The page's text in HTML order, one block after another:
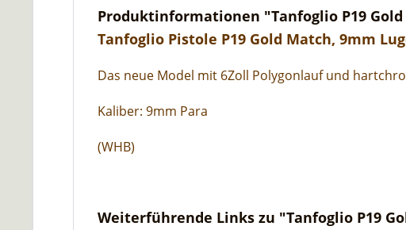
Produktinformationen "Tanfoglio P19
Tanfoglio Pistole P19 Gold Match, 9mm
Das neue Model mit 6Zoll Polygonlauf und
Kaliber: 9mm Para
(WHB)
Weiterführende Links zu "Tanfoglio P19